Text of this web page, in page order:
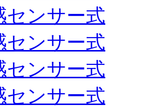
センサー式
センサー式
センサー式
センサー式